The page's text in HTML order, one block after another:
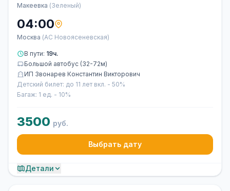
Макеевка (Зеленый)
04:00
Москва (АС Новоясеневская)
В пути: 19ч.
Большой автобус (32-72м)
ИП Звонарев Константин Викторович
Детский билет: до 11 лет вкл. - 50%
Багаж: 1 ед. - 10%
3500 руб.
Выбрать дату
Детали